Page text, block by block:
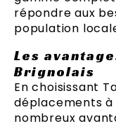
répondre aux
population
Les
Brignolais
En choisissant
déplacements à
nombreux